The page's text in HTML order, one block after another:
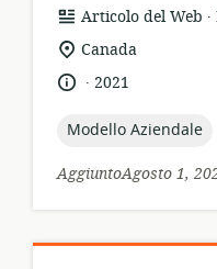
formato
della
risorsa:
Articolo del Web .
località
pertinenza:
Canada
lingua:
.
data
pubblicazione:
2021
topic:
Modello Aziendale
AggiuntoAgosto 1,